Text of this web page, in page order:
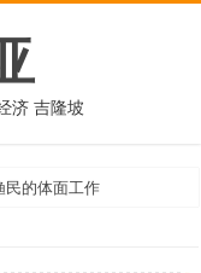
济 吉隆坡
民的体面工作